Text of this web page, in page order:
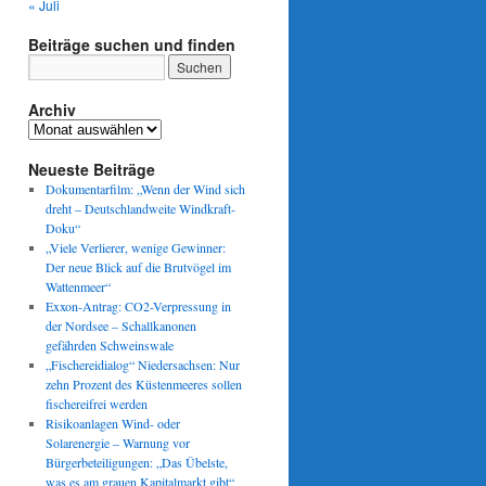
« Juli
Beiträge suchen und finden
Archiv
Archiv
Neueste Beiträge
Dokumentarfilm: „Wenn der Wind sich
dreht – Deutschlandweite Windkraft-
Doku“
„Viele Verlierer, wenige Gewinner:
Der neue Blick auf die Brutvögel im
Wattenmeer“
Exxon-Antrag: CO2-Verpressung in
der Nordsee – Schallkanonen
gefährden Schweinswale
„Fischereidialog“ Niedersachsen: Nur
zehn Prozent des Küstenmeeres sollen
fischereifrei werden
Risikoanlagen Wind- oder
Solarenergie – Warnung vor
Bürgerbeteiligungen: „Das Übelste,
was es am grauen Kapitalmarkt gibt“